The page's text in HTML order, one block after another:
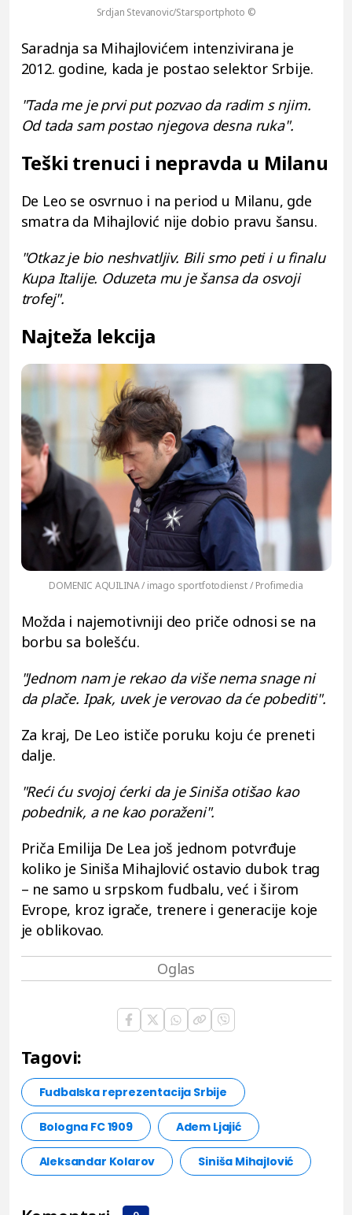
Srdjan Stevanovic/Starsportphoto ©
Saradnja sa Mihajlovićem intenzivirana je
2012. godine, kada je postao selektor Srbije.
"Tada me je prvi put pozvao da radim s njim.
Od tada sam postao njegova desna ruka".
Teški trenuci i nepravda u Milanu
De Leo se osvrnuo i na period u Milanu, gde
smatra da Mihajlović nije dobio pravu šansu.
"Otkaz je bio neshvatljiv. Bili smo peti i u finalu
Kupa Italije. Oduzeta mu je šansa da osvoji
trofej".
Najteža lekcija
DOMENIC AQUILINA / imago sportfotodienst / Profimedia
Možda i najemotivniji deo priče odnosi se na
borbu sa bolešću.
"Jednom nam je rekao da više nema snage ni
da plače. Ipak, uvek je verovao da će pobediti".
Za kraj, De Leo ističe poruku koju će preneti
dalje.
"Reći ću svojoj ćerki da je Siniša otišao kao
pobednik, a ne kao poraženi".
Priča Emilija De Lea još jednom potvrđuje
koliko je Siniša Mihajlović ostavio dubok trag
– ne samo u srpskom fudbalu, već i širom
Evrope, kroz igrače, trenere i generacije koje
je oblikovao.
Tagovi:
Fudbalska reprezentacija Srbije
Bologna FC 1909 Adem Ljajić
Aleksandar Kolarov Siniša Mihajlović